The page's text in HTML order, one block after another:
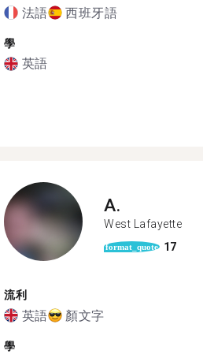
法語 西班牙語
學
英語
A.
West Lafayette
format_quote 17
流利
英語 顏文字
學